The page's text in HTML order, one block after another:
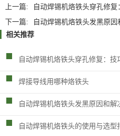
上一篇:
自动焊锡机烙铁头穿孔修复
下一篇:
自动焊锡机烙铁头发黑原因
相关推荐
■ 自动焊锡机烙铁头穿孔修复：技
■ 焊接导线用哪种烙铁头
■ 自动焊锡机烙铁头发黑原因和解
■ 自动焊锡机烙铁头的使用与选型